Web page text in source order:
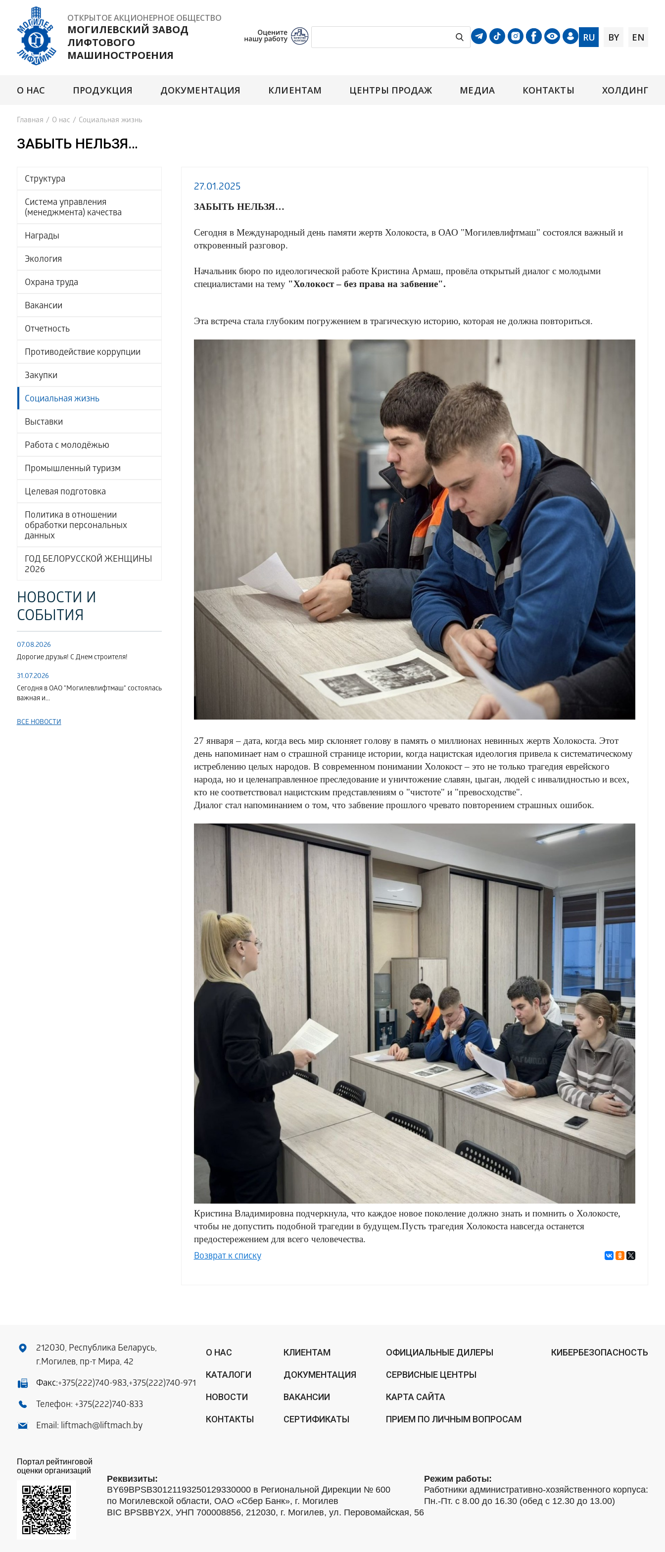
ОТКРЫТОЕ АКЦИОНЕРНОЕ ОБЩЕСТВО
МОГИЛЕВСКИЙ ЗАВОД
ЛИФТОВОГО
МАШИНОСТРОЕНИЯ
RU BY EN
О НАС ПРОДУКЦИЯ ДОКУМЕНТАЦИЯ КЛИЕНТАМ ЦЕНТРЫ ПРОДАЖ МЕДИА КОНТАКТЫ ХОЛДИНГ
Главная / О нас / Социальная жизнь
ЗАБЫТЬ НЕЛЬЗЯ…
Структура
Система управления
(менеджмента) качества
Награды
Экология
Охрана труда
Вакансии
Отчетность
Противодействие коррупции
Закупки
Социальная жизнь
Выставки
Работа с молодёжью
Промышленный туризм
Целевая подготовка
Политика в отношении
обработки персональных
данных
ГОД БЕЛОРУССКОЙ ЖЕНЩИНЫ
2026
НОВОСТИ И
СОБЫТИЯ
07.08.2026
Дорогие друзья! С Днем строителя!
31.07.2026
Сегодня в ОАО "Могилевлифтмаш" состоялась
важная и...
ВСЕ НОВОСТИ
27.01.2025
ЗАБЫТЬ НЕЛЬЗЯ…
Сегодня в Международный день памяти жертв Холокоста, в ОАО "Могилевлифтмаш" состоялся важный и
откровенный разговор.
Начальник бюро по идеологической работе Кристина Армаш, провёла открытый диалог с молодыми
специалистами на тему"Холокост – без права на забвение".
Эта встреча стала глубоким погружением в трагическую историю, которая не должна повториться.
27 января – дата, когда весь мир склоняет голову в память о миллионах невинных жертв Холокоста. Этот
день напоминает нам о страшной странице истории, когда нацистская идеология привела к систематическому
истреблению целых народов. В современном понимании Холокост – это не только трагедия еврейского
народа, но и целенаправленное преследование и уничтожение славян, цыган, людей с инвалидностью и всех,
кто не соответствовал нацистским представлениям о "чистоте" и "превосходстве".
Диалог стал напоминанием о том, что забвение прошлого чревато повторением страшных ошибок.
Кристина Владимировна подчеркнула, что каждое новое поколение должно знать и помнить о Холокосте,
чтобы не допустить подобной трагедии в будущем.Пусть трагедия Холокоста навсегда останется
предостережением для всего человечества.
Возврат к списку
212030, Республика Беларусь,
г.Могилев, пр-т Мира, 42
Факс:+375(222)740-983,+375(222)740-971
Телефон: +375(222)740-833
Email: liftmach@liftmach.by
О НАС
КАТАЛОГИ
НОВОСТИ
КОНТАКТЫ
КЛИЕНТАМ
ДОКУМЕНТАЦИЯ
ВАКАНСИИ
СЕРТИФИКАТЫ
ОФИЦИАЛЬНЫЕ ДИЛЕРЫ
СЕРВИСНЫЕ ЦЕНТРЫ
КАРТА САЙТА
ПРИЕМ ПО ЛИЧНЫМ ВОПРОСАМ
КИБЕРБЕЗОПАСНОСТЬ
Портал рейтинговой
оценки организаций
Реквизиты:
BY69BPSB30121193250129330000 в Региональной Дирекции № 600
по Могилевской области, ОАО «Сбер Банк», г. Могилев
BIC BPSBBY2X, УНП 700008856, 212030, г. Могилев, ул. Перовомайская, 56
Режим работы:
Работники административно-хозяйственного корпуса:
Пн.-Пт. с 8.00 до 16.30 (обед с 12.30 до 13.00)